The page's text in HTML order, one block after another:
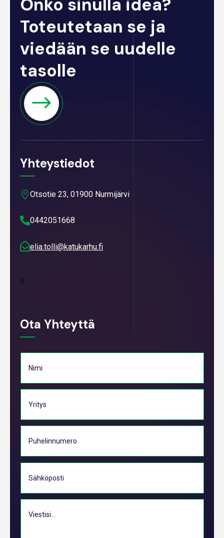
Onko sinulla idea?
Toteutetaan se ja
viedään se uudelle
tasolle
Yhteystiedot
Otsotie 23, 01900 Nurmijärvi
0442051668
elia.tolli@katukarhu.fi
Ota Yhteyttä